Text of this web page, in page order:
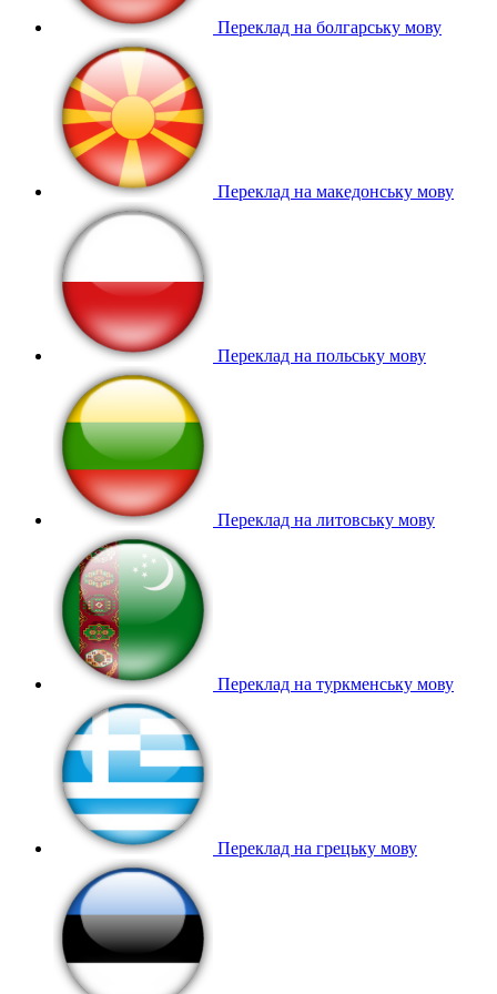
Переклад на болгарську мову
Переклад на македонську мову
Переклад на польську мову
Переклад на литовську мову
Переклад на туркменську мову
Переклад на грецьку мову